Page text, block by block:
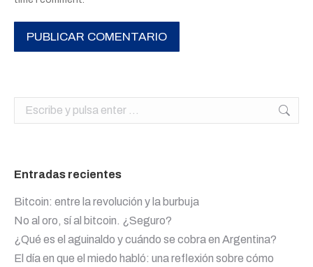
PUBLICAR COMENTARIO
Buscar:
Entradas recientes
Bitcoin: entre la revolución y la burbuja
No al oro, sí al bitcoin. ¿Seguro?
¿Qué es el aguinaldo y cuándo se cobra en Argentina?
El día en que el miedo habló: una reflexión sobre cómo